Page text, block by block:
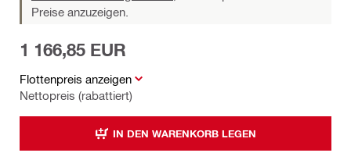
Preise anzuzeigen.
Flottenpreis anzeigen
Nettopreis (rabattiert)
1 166,85 EUR
IN DEN WARENKORB LEGEN